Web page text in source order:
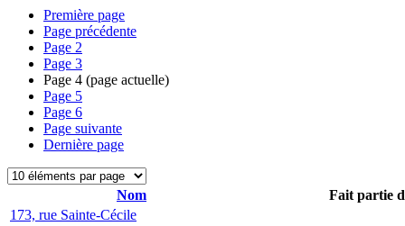
Première page
Page précédente
Page 2
Page 3
Page 4 (page actuelle)
Page 5
Page 6
Page suivante
Dernière page
Nom
Fait partie
173, rue Sainte-Cécile